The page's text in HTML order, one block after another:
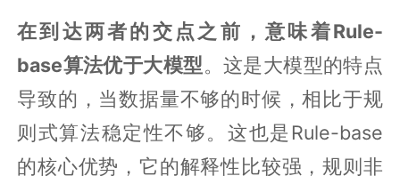
在到达两者的交点之前，意味着Rule-
base算法优于大模型。这是大模型的特点
导致的，当数据量不够的时候，相比于规
则式算法稳定性不够。这也是Rule-base
的核心优势，它的解释性比较强，规则非